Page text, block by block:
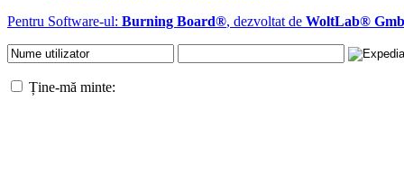
Pentru Software-ul: Burning Board®, dezvoltat de WoltLab®
Ține-mă minte: